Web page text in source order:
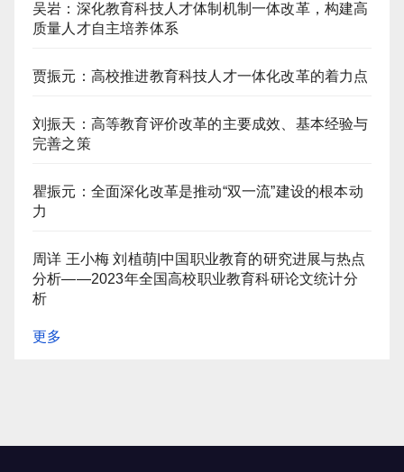
吴岩：深化教育科技人才体制机制一体改革，构建高
质量人才自主培养体系
贾振元：高校推进教育科技人才一体化改革的着力点
刘振天：高等教育评价改革的主要成效、基本经验与
完善之策
瞿振元：全面深化改革是推动“双一流”建设的根本动
力
周详 王小梅 刘植萌|中国职业教育的研究进展与热点
分析——2023年全国高校职业教育科研论文统计分
析
更多